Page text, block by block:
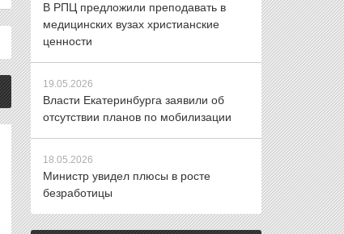
В РПЦ предложили преподавать в
медицинских вузах христианские
ценности
19.05.2026
Власти Екатеринбурга заявили об
отсутствии планов по мобилизации
18.05.2026
Министр увидел плюсы в росте
безработицы